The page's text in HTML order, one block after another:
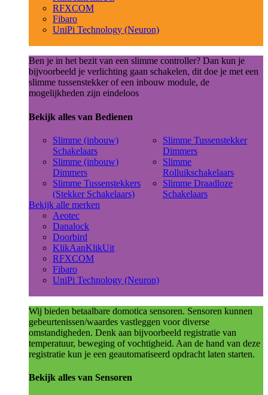
RFXCOM
Fibaro
UniPi Technology (Neuron)
Ben je in het bezit van een slimme controller? Dan kun je
bijvoorbeeld je verlichting gaan schakelen, dit doe je met een
slimme tussenstekker of een inbouw module, de
mogelijkheden zijn eindeloos
Bekijk alles van Bedienen
Slimme (inbouw)
Schakelaars
Slimme (inbouw)
Dimmers
Slimme Tussenstekkers
(Stekker Schakelaars)
Slimme Tussenstekker
Dimmers
Slimme
Rolluikschakelaars
Slimme Draadloze
Schakelaars
Bekijk alle merken
Aeotec
Danalock
Doorbird
KlikAanKlikUit
RFXCOM
Fibaro
UniPi Technology (Neuron)
Wij bieden betaalbare domotica sensoren. Sensoren kunnen
gebeurtenissen/waardes vastleggen voor diverse
omstandigheden. Denk aan bijvoorbeeld registratie van
temperatuur, beweging of vochtigheid. Aan de hand van deze
registratie kun je een geautomatiseerd opdracht laten starten.
Bekijk alles van Sensoren